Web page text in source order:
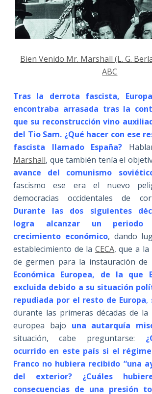
Bien Venido Mr. Marshall (L. G.
ABC
Tras la derrota fascista,
encontraba arrasada tras la
que su reconstrucción vino
del Tio Sam. ¿Qué hacer con ese
fascista llamado España?
Marshall, que también tenía el
avance del comunismo
fascismo ese era el nuevo
democracias occidentales de
Durante las dos siguientes
logra alcanzar un periodo
crecimiento económico, dando
establecimiento de la CECA, que a
de germen para la instauración de
Económica Europea, de la que
excluida debido a su situación
repudiada por el resto de Europa,
durante las primeras décadas de la
europea bajo una autarquía
situación, cabe preguntarse: ¿
ocurrido en este país si el
Franco no hubiera recibido “una
del exterior? ¿Cuáles
consecuencias de una presión